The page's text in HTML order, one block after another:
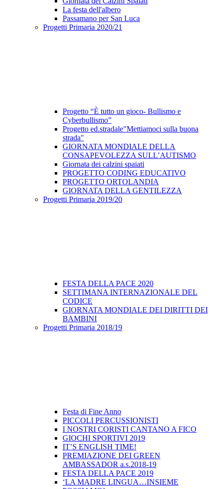
La festa dell'albero
Passamano per San Luca
Progetti Primaria 2020/21
Progetto “È tutto un gioco- Bullismo e
Cyberbullismo”
Progetto ed.stradale"Mettiamoci sulla buona
strada"
GIORNATA MONDIALE DELLA
CONSAPEVOLEZZA SULL’AUTISMO
Giornata dei calzini spaiati
PROGETTO CODING EDUCATIVO
PROGETTO ORTOLANDIA
GIORNATA DELLA GENTILEZZA
Progetti Primaria 2019/20
FESTA DELLA PACE 2020
SETTIMANA INTERNAZIONALE DEL
CODICE
GIORNATA MONDIALE DEI DIRITTI DEI
BAMBINI
Progetti Primaria 2018/19
Festa di Fine Anno
PICCOLI PERCUSSIONISTI
I NOSTRI CORISTI CANTANO A FICO
GIOCHI SPORTIVI 2019
IT’S ENGLISH TIME!
PREMIAZIONE DEI GREEN
AMBASSADOR a.s.2018-19
FESTA DELLA PACE 2019
‘LA MADRE LINGUA…INSIEME